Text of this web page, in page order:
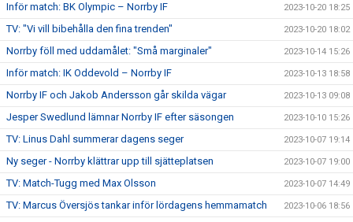
Inför match: BK Olympic – Norrby IF 2023-10-20 18:25
TV: "Vi vill bibehålla den fina trenden" 2023-10-20 18:02
Norrby föll med uddamålet: "Små marginaler" 2023-10-14 15:26
Inför match: IK Oddevold – Norrby IF 2023-10-13 18:58
Norrby IF och Jakob Andersson går skilda vägar 2023-10-13 09:08
Jesper Swedlund lämnar Norrby IF efter säsongen 2023-10-10 15:26
TV: Linus Dahl summerar dagens seger 2023-10-07 19:14
Ny seger - Norrby klättrar upp till sjätteplatsen 2023-10-07 19:00
TV: Match-Tugg med Max Olsson 2023-10-07 14:49
TV: Marcus Översjös tankar inför lördagens hemmamatch 2023-10-06 18:56